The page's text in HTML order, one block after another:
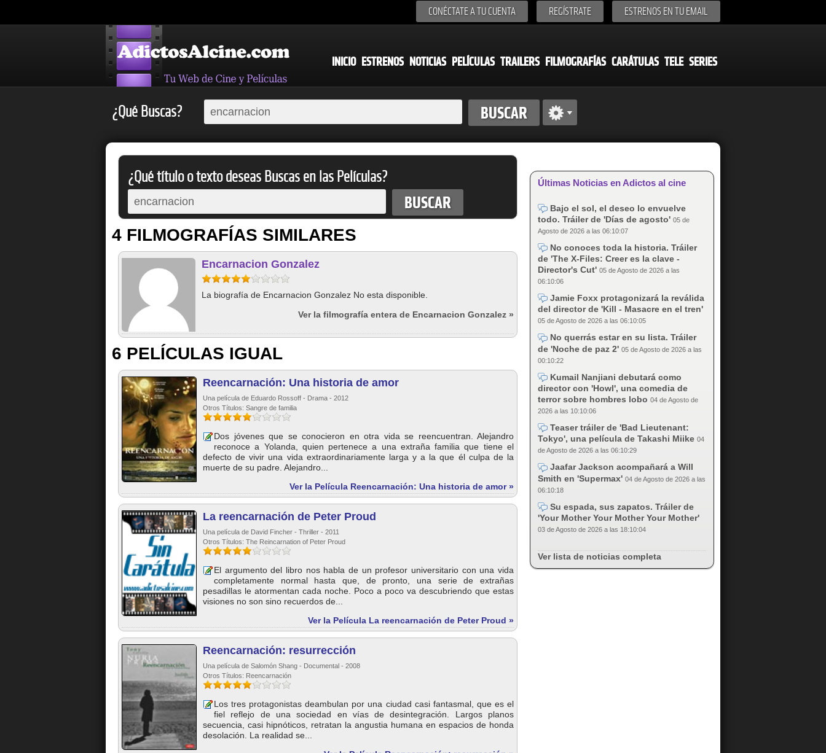
CONÉCTATE A TU CUENTA REGÍSTRATE ESTRENOS EN TU EMAIL
INICIO ESTRENOS NOTICIAS PELÍCULAS TRAILERS FILMOGRAFÍAS CARÁTULAS TELE SERIES
¿Qué Buscas?
¿Qué título o texto deseas Buscas en las Películas?
4 FILMOGRAFÍAS SIMILARES
Encarnacion Gonzalez
La biografía de Encarnacion Gonzalez No esta disponible.
Ver la filmografía entera de Encarnacion Gonzalez »
6 PELÍCULAS IGUAL
Reencarnación: Una historia de amor
Una película de Eduardo Rossoff - Drama - 2012
Otros Títulos: Sangre de familia
Dos jóvenes que se conocieron en otra vida se reencuentran. Alejandro
reconoce a Yolanda, quien pertenece a una extraña familia que tiene el
defecto de vivir una vida extraordinariamente larga y a la que él culpa de la
muerte de su padre. Alejandro...
Ver la Película Reencarnación: Una historia de amor »
La reencarnación de Peter Proud
Una película de David Fincher - Thriller - 2011
Otros Títulos: The Reincarnation of Peter Proud
El argumento del libro nos habla de un profesor universitario con una vida
completamente normal hasta que, de pronto, una serie de extrañas
pesadillas le atormentan cada noche. Poco a poco va descubriendo que estas
visiones no son sino recuerdos de...
Ver la Película La reencarnación de Peter Proud »
Reencarnación: resurrección
Una película de Salomón Shang - Documental - 2008
Otros Títulos: Reencarnación
Los tres protagonistas deambulan por una ciudad casi fantasmal, que es el
fiel reflejo de una sociedad en vías de desintegración. Largos planos
secuencia, casi hipnóticos, retratan la angustia humana en espacios de honda
desolación. La realidad se...
Últimas Noticias en Adictos al cine
Bajo el sol, el deseo lo envuelve
todo. Tráiler de 'Días de agosto' 05 de
Agosto de 2026 a las 06:10:07
No conoces toda la historia. Tráiler
de 'The X-Files: Creer es la clave -
Director's Cut' 05 de Agosto de 2026 a las
06:10:06
Jamie Foxx protagonizará la reválida
del director de 'Kill - Masacre en el tren'
05 de Agosto de 2026 a las 06:10:05
No querrás estar en su lista. Tráiler
de 'Noche de paz 2' 05 de Agosto de 2026 a las
00:10:22
Kumail Nanjiani debutará como
director con 'Howl', una comedia de
terror sobre hombres lobo 04 de Agosto de
2026 a las 10:10:06
Teaser tráiler de 'Bad Lieutenant:
Tokyo', una película de Takashi Miike 04
de Agosto de 2026 a las 06:10:29
Jaafar Jackson acompañará a Will
Smith en 'Supermax' 04 de Agosto de 2026 a las
06:10:18
Su espada, sus zapatos. Tráiler de
'Your Mother Your Mother Your Mother'
03 de Agosto de 2026 a las 18:10:04
Ver lista de noticias completa